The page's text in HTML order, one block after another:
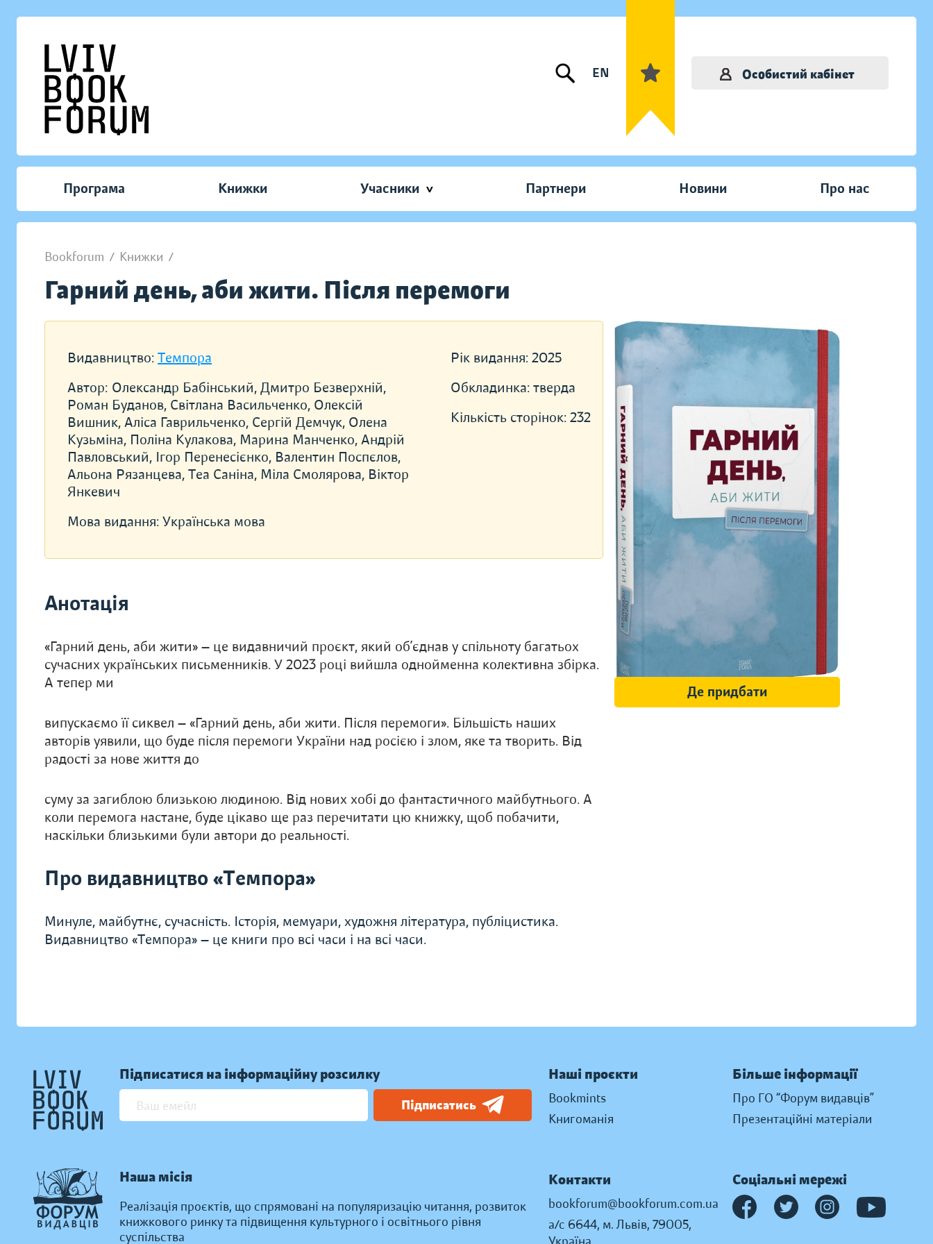
EN Особистий кабінет
Програма Книжки Учасники Партнери Новини Про нас
Bookforum / Книжки /
Гарний день, аби жити. Після перемоги
Видавництво: Темпора
Автор: Олександр Бабінський, Дмитро Безверхній,
Роман Буданов, Світлана Васильченко, Олексій
Вишник, Аліса Гаврильченко, Сергій Демчук, Олена
Кузьміна, Поліна Кулакова, Марина Манченко, Андрій
Павловський, Ігор Перенесієнко, Валентин Поспєлов,
Альона Рязанцева, Теа Саніна, Міла Смолярова, Віктор
Янкевич
Мова видання: Українська мова
Рік видання: 2025
Обкладинка: тверда
Кількість сторінок: 232
Анотація
«Гарний день, аби жити» — це видавничий проєкт, який об’єднав у спільноту багатьох
сучасних українських письменників. У 2023 році вийшла однойменна колективна збірка.
А тепер ми
випускаємо її сиквел — «Гарний день, аби жити. Після перемоги». Більшість наших
авторів уявили, що буде після перемоги України над росією і злом, яке та творить. Від
радості за нове життя до
суму за загиблою близькою людиною. Від нових хобі до фантастичного майбутнього. А
коли перемога настане, буде цікаво ще раз перечитати цю книжку, щоб побачити,
наскільки близькими були автори до реальності.
Про видавництво «Темпора»
Минуле, майбутнє, сучасність. Історія, мемуари, художня література, публіцистика.
Видавництво «Темпора» — це книги про всі часи і на всі часи.
Де придбати
Підписатися на інформаційну розсилку
Підписатись
Наша місія
Реалізація проєктів, що спрямовані на популяризацію читання, розвиток
книжкового ринку та підвищення культурного і освітнього рівня
суспільства
Наші проєкти
Bookmints
Книгоманія
Більше інформації
Про ГО “Форум видавців”
Презентаційні матеріали
Контакти
bookforum@bookforum.com.ua
а/с 6644, м. Львів, 79005,
Соціальні мережі